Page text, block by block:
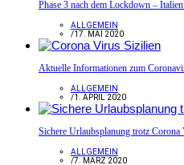
Phase 3 nach dem Lockdown –
ALLGEMEIN
/17. MAI 2020
Aktuelle Informationen zum
ALLGEMEIN
/1. APRIL 2020
Sichere Urlaubsplanung trotz
ALLGEMEIN
/7. MÄRZ 2020